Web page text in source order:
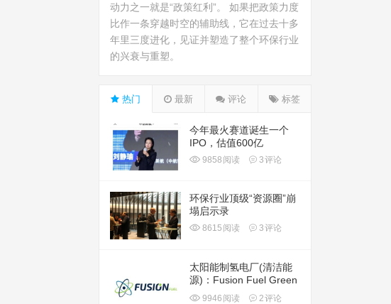
动力之一就是“政策红利”。 如果把政策力度
比作一条穿越时空的辅助线，它在过去十多
年里三度进化，见证并塑造了整个环保行业
的兴衰与重塑。
热门 最新 评论 标签
今年最火赛道诞生一个
IPO，估值600亿
9858 阅读 3评论
环保行业顶级“资源圈”崩
塌启示录
8615 阅读 3评论
太阳能制氢电厂(清洁能
源)：Fusion Fuel Green
plc(HTOO)
9946 阅读 2评论